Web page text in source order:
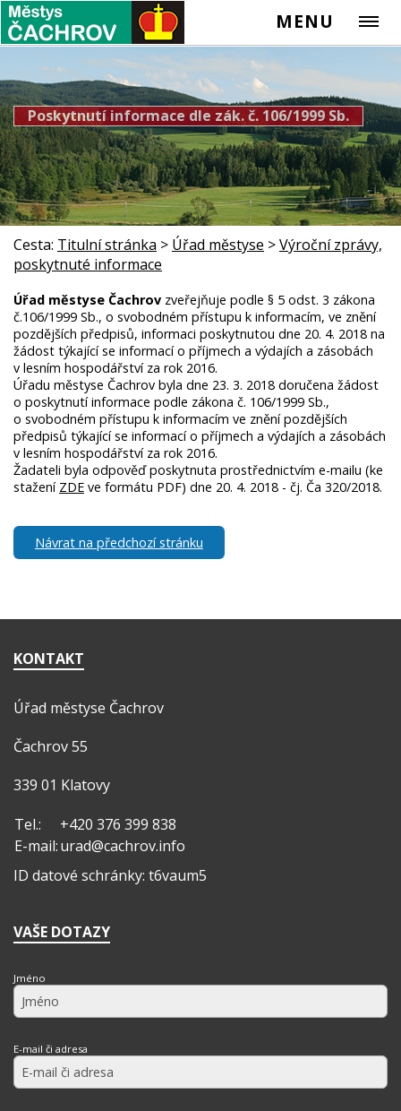
MENU
Poskytnutí informace dle zák. č. 106/1999 Sb.
Cesta: Titulní stránka > Úřad městyse >Výroční zprávy,
poskytnuté informace
Úřad městyse Čachrov zveřejňuje podle § 5 odst. 3 zákona
č.106/1999 Sb., o svobodném přístupu k informacím, ve znění
pozdějších předpisů, informaci poskytnutou dne 20. 4. 2018 na
žádost týkající se informací o příjmech a výdajích a zásobách
v lesním hospodářství za rok 2016.
Úřadu městyse Čachrov byla dne 23. 3. 2018 doručena žádost
o poskytnutí informace podle zákona č. 106/1999 Sb.,
o svobodném přístupu k informacím ve znění pozdějších
předpisů týkající se informací o příjmech a výdajích a zásobách
v lesním hospodářství za rok 2016.
Žadateli byla odpověď poskytnuta prostřednictvím e-mailu (ke
stažení ZDE ve formátu PDF) dne 20. 4. 2018 - čj. Ča 320/2018.
Návrat na předchozí stránku
KONTAKT
Úřad městyse Čachrov
Čachrov 55
339 01 Klatovy
Tel.:
+420 376 399 838
E-mail:urad@cachrov.info
ID datové schránky: t6vaum5
VAŠE DOTAZY
Jméno
E-mail či adresa